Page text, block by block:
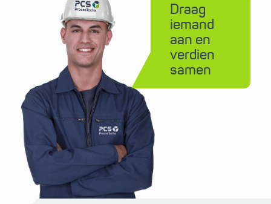
Draag
iemand
aan en
verdien
samen